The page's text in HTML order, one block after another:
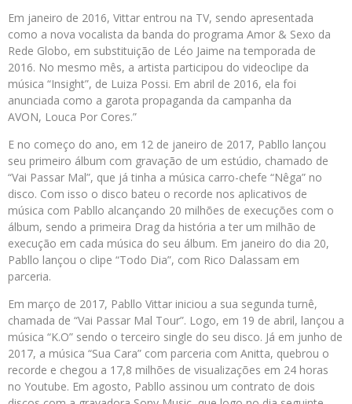
Em janeiro de 2016, Vittar entrou na TV, sendo apresentada
como a nova vocalista da banda do programa Amor & Sexo da
Rede Globo, em substituição de Léo Jaime na temporada de
2016. No mesmo mês, a artista participou do videoclipe da
música “Insight”, de Luiza Possi. Em abril de 2016, ela foi
anunciada como a garota propaganda da campanha da
AVON, Louca Por Cores.”
E no começo do ano, em 12 de janeiro de 2017, Pabllo lançou
seu primeiro álbum com gravação de um estúdio, chamado de
“Vai Passar Mal”, que já tinha a música carro-chefe “Nêga” no
disco. Com isso o disco bateu o recorde nos aplicativos de
música com Pabllo alcançando 20 milhões de execuções com o
álbum, sendo a primeira Drag da história a ter um milhão de
execução em cada música do seu álbum. Em janeiro do dia 20,
Pabllo lançou o clipe “Todo Dia”, com Rico Dalassam em
parceria.
Em março de 2017, Pabllo Vittar iniciou a sua segunda turnê,
chamada de “Vai Passar Mal Tour”. Logo, em 19 de abril, lançou a
música “K.O” sendo o terceiro single do seu disco. Já em junho de
2017, a música “Sua Cara” com parceria com Anitta, quebrou o
recorde e chegou a 17,8 milhões de visualizações em 24 horas
no Youtube. Em agosto, Pabllo assinou um contrato de dois